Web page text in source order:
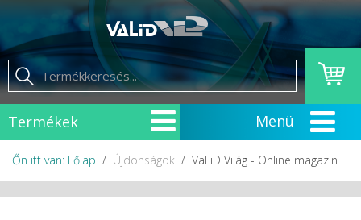
Termékek
Őn itt van: Főlap Újdonságok VaLiD Világ - Online magazin